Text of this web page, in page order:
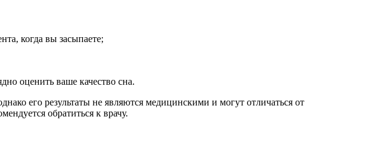
когда вы засыпаете;
оценить ваше качество сна.
его результаты не являются медицинскими и могут отличаться от
обратиться к врачу.